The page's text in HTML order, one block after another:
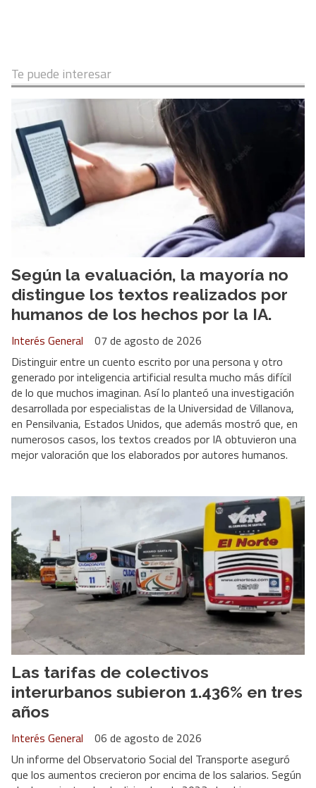
Te puede interesar
Según la evaluación, la mayoría no
distingue los textos realizados por
humanos de los hechos por la IA.
Interés General
07 de agosto de 2026
Distinguir entre un cuento escrito por una persona y otro
generado por inteligencia artificial resulta mucho más difícil
de lo que muchos imaginan. Así lo planteó una investigación
desarrollada por especialistas de la Universidad de Villanova,
en Pensilvania, Estados Unidos, que además mostró que, en
numerosos casos, los textos creados por IA obtuvieron una
mejor valoración que los elaborados por autores humanos.
Las tarifas de colectivos
interurbanos subieron 1.436% en tres
años
Interés General
06 de agosto de 2026
Un informe del Observatorio Social del Transporte aseguró
que los aumentos crecieron por encima de los salarios. Según